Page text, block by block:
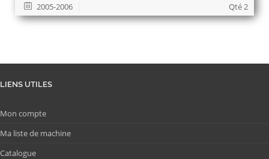
2005-2006 Qté 2
LIENS UTILES
Mon compte
Ma liste de machine
Catalogue